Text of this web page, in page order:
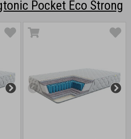
Pocket Eco Strong